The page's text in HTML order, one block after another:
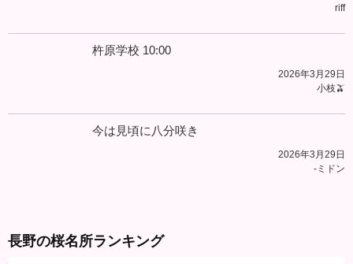
riff
杵原学校 10:00
2026年3月29日
小枝🫒
今は見頃に八分咲き
2026年3月29日
-ミドン
長野の桜名所ランキング